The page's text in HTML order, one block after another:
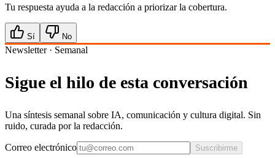
Tu respuesta ayuda a la redacción a priorizar la cobertura.
Sí No
Newsletter · Semanal
Sigue el hilo de esta conversación
Una síntesis semanal sobre IA, comunicación y cultura digital. Sin
ruido, curada por la redacción.
Correo electrónico Suscribirme